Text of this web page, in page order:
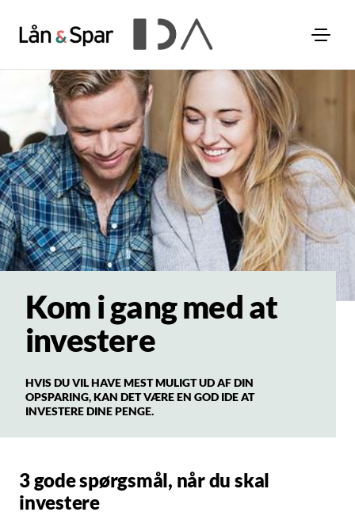
HVIS DU VIL HAVE MEST MULIGT UD AF DIN
OPSPARING, KAN DET VÆRE EN GOD IDE AT
INVESTERE DINE PENGE.
Kom i gang med at
investere
3 gode spørgsmål, når du skal
investere